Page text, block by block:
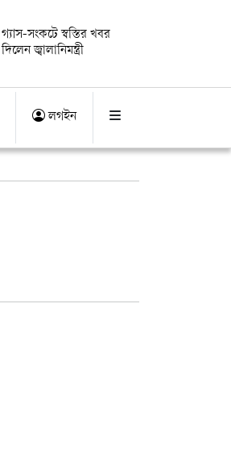
গ্যাস-সংকটে স্বস্তির খবর
দিলেন জ্বালানিমন্ত্রী
লগইন